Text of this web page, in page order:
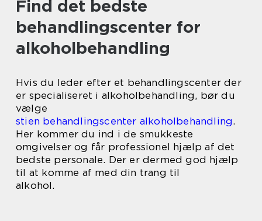
Find det bedste
behandlingscenter for
alkoholbehandling
Hvis du leder efter et behandlingscenter der
er specialiseret i alkoholbehandling, bør du
vælge
stien behandlingscenter alkoholbehandling.
Her kommer du ind i de smukkeste
omgivelser og får professionel hjælp af det
bedste personale. Der er dermed god hjælp
til at komme af med din trang til
alkohol.